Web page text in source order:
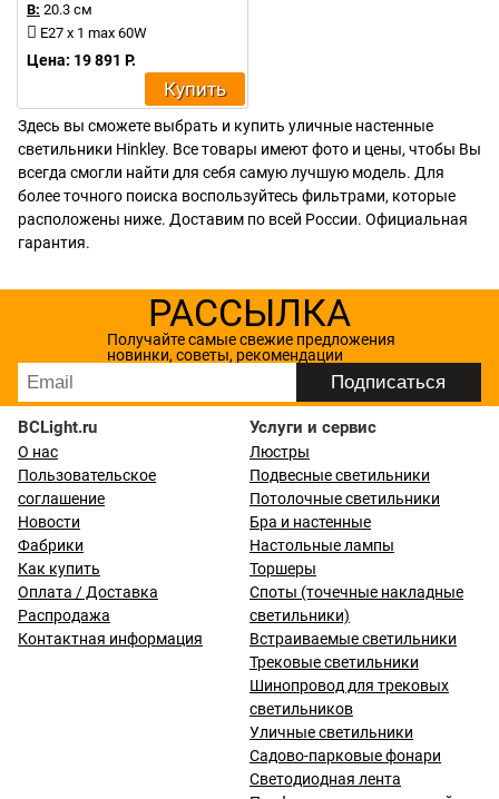
В: 20.3 см
E27 x 1 max 60W
Цена: 19 891 Р.
Купить
Здесь вы сможете выбрать и купить уличные настенные
светильники Hinkley. Все товары имеют фото и цены, чтобы Вы
всегда смогли найти для себя самую лучшую модель. Для
более точного поиска воспользуйтесь фильтрами, которые
расположены ниже. Доставим по всей России. Официальная
гарантия.
РАССЫЛКА
Получайте самые свежие предложения
новинки, советы, рекомендации
BCLight.ru
О нас
Пользовательское
соглашение
Новости
Фабрики
Как купить
Оплата / Доставка
Распродажа
Контактная информация
Услуги и сервис
Люстры
Подвесные светильники
Потолочные светильники
Бра и настенные
Настольные лампы
Торшеры
Споты (точечные накладные
светильники)
Встраиваемые светильники
Трековые светильники
Шинопровод для трековых
светильников
Уличные светильники
Садово-парковые фонари
Светодиодная лента